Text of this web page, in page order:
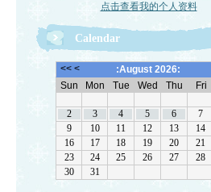
点击查看我的个人资料
Calendar